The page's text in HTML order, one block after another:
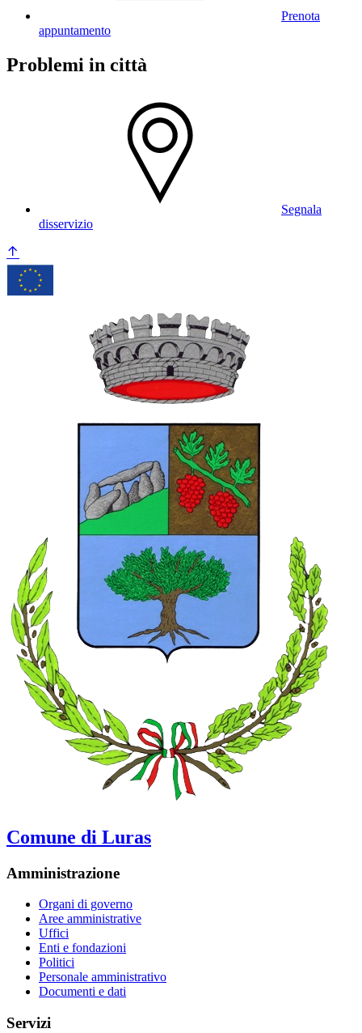
Prenota
appuntamento
Problemi in città
Segnala
disservizio
Comune di Luras
Amministrazione
Organi di governo
Aree amministrative
Uffici
Enti e fondazioni
Politici
Personale amministrativo
Documenti e dati
Servizi